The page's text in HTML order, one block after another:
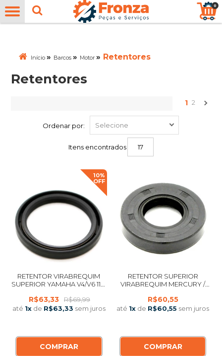
0
Início » Barcos » Motor » Retentores
Retentores
1 2
Ordenar por:
Itens encontrados 17
10%
OFF
RETENTOR VIRABREQUIM
SUPERIOR YAMAHA V4/V6 115-
R$69,99
R$63,33
até 1xde R$63,33 sem juros
COMPRAR
RETENTOR SUPERIOR
VIRABREQUIM MERCURY /
R$60,55
até 1x de R$60,55 sem juros
COMPRAR